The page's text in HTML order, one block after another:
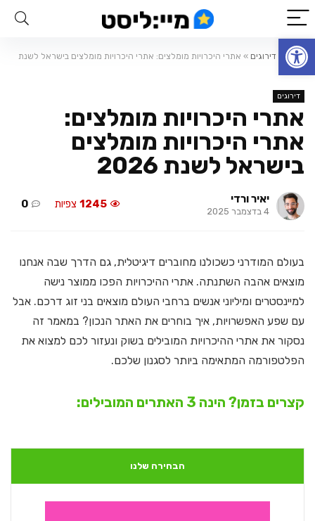
פתח סרגל נגישות
ראשי דירוגים » אתרי היכרויות מומלצים: אתרי היכרויות מומלצים בישראל לשנת
2026
דירוגים
אתרי היכרויות מומלצים:
אתרי היכרויות מומלצים
בישראל לשנת 2026
יאיר ורדי
4 בדצמבר 2025
1245 צפיות 0
בעולם המודרני כשכולנו מחוברים דיגיטלית, גם הדרך שבה אנחנו
מוצאים אהבה השתנתה. אתרי ההיכרויות הפכו ממוצר נישה
למיינסטרים ומיליוני אנשים ברחבי העולם מוצאים בני זוג דרכם. אבל
עם שפע האפשרויות, איך בוחרים את האתר הנכון? במאמר זה
נסקור את אתרי ההיכרויות המובילים בשוק ונעזור לכם למצוא את
הפלטפורמה המתאימה ביותר לסגנון שלכם.
קצרים בזמן? הינה 3 האתרים המובילים:
הבחירה שלנו